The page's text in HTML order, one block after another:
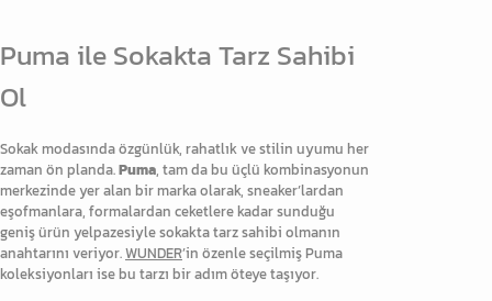
Puma ile Sokakta Tarz Sahibi
Ol
Sokak modasında özgünlük, rahatlık ve stilin uyumu her
zaman ön planda.Puma, tam da bu üçlü kombinasyonun
merkezinde yer alan bir marka olarak, sneaker’lardan
eşofmanlara, formalardan ceketlere kadar sunduğu
geniş ürün yelpazesiyle sokakta tarz sahibi olmanın
anahtarını veriyor.WUNDER’in özenle seçilmiş Puma
koleksiyonları ise bu tarzı bir adım öteye taşıyor.